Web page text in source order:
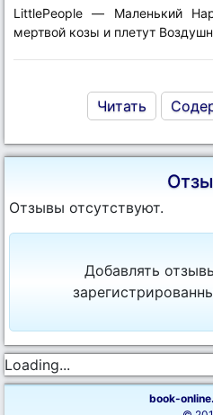
LittlePeople — Маленький
мертвой козы и плетут
Читать
Отзывы отсутствуют.
Добавлять
Loading...
book-